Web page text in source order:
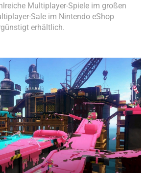
Multiplayer-Spiele im großen
Sale im Nintendo eShop
erhältlich.